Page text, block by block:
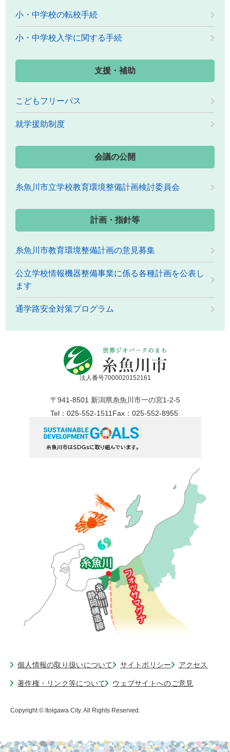
小・中学校の転校手続
小・中学校入学に関する手続
支援・補助
こどもフリーパス
就学援助制度
会議の公開
糸魚川市立学校教育環境整備計画検討委員会
計画・指針等
糸魚川市教育環境整備計画の意見募集
公立学校情報機器整備事業に係る各種計画を公表し
ます
通学路安全対策プログラム
法人番号7000020152161
〒941-8501 新潟県糸魚川市一の宮1-2-5
Tel：025-552-1511Fax：025-552-8955
個人情報の取り扱いについて サイトポリシー アクセス
著作権・リンク等について ウェブサイトへのご意見
Copyright © Itoigawa City. All Rights Reserved.